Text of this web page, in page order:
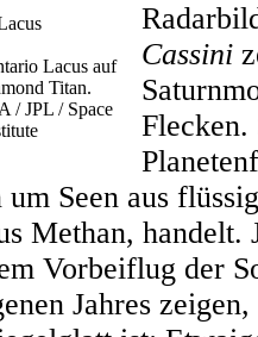
Lacus auf
Titan.
/ JPL / Space
Cassini
Flecken.
um Seen aus
Methan,
Vorbeiflug der
Jahres